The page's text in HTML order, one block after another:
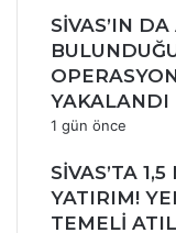
SİVAS’IN
YAKALANDI
1 gün önce
SİVAS’TA
YATIRIM!
TEMELİ